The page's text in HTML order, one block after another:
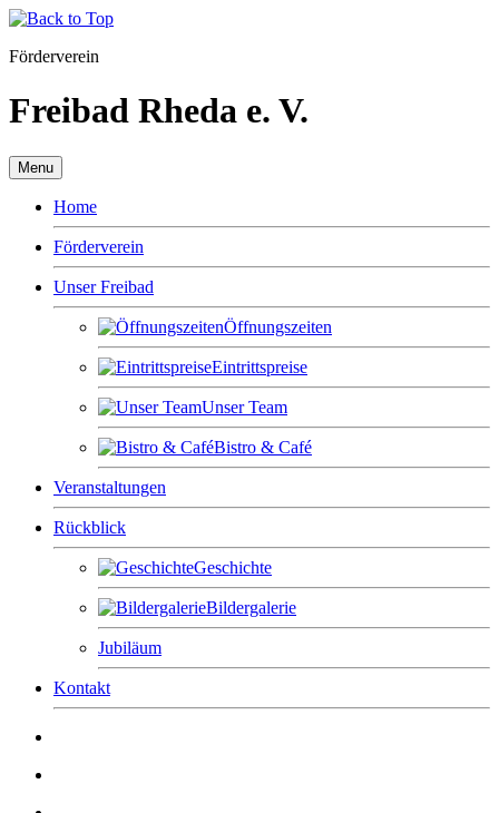
Förderverein
Freibad Rheda e. V.
Menu
Home
Förderverein
Unser Freibad
Öffnungszeiten
Eintrittspreise
Unser Team
Bistro & Café
Veranstaltungen
Rückblick
Geschichte
Bildergalerie
Jubiläum
Kontakt